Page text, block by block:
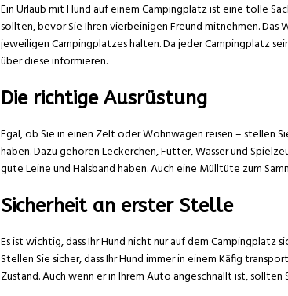
Ein Urlaub mit Hund auf einem Campingplatz ist eine tolle
sollten, bevor Sie Ihren vierbeinigen Freund mitnehmen. Das
jeweiligen Campingplatzes halten. Da jeder Campingplatz
über diese informieren.
Die richtige Ausrüstung
Egal, ob Sie in einen Zelt oder Wohnwagen reisen – stellen
haben. Dazu gehören Leckerchen, Futter, Wasser und
gute Leine und Halsband haben. Auch eine Mülltüte zum
Sicherheit an erster Stelle
Es ist wichtig, dass Ihr Hund nicht nur auf dem Campingplatz
Stellen Sie sicher, dass Ihr Hund immer in einem Käfig
Zustand. Auch wenn er in Ihrem Auto angeschnallt ist, sollten